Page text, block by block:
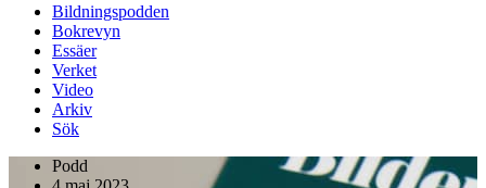
Bildningspodden
Bokrevyn
Essäer
Verket
Video
Arkiv
Sök
Podd